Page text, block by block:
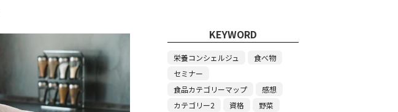
KEYWORD
栄養コンシェルジュ
食べ物
セミナー
食品カテゴリーマップ
感想
カテゴリー2
資格
野菜